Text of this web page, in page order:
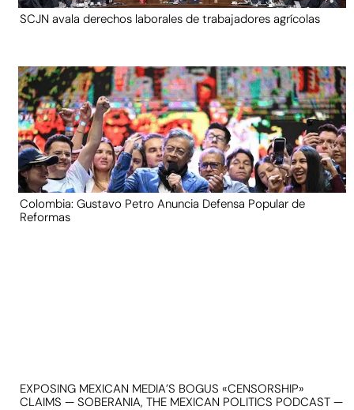
SCJN avala derechos laborales de trabajadores agrícolas
Colombia: Gustavo Petro Anuncia Defensa Popular de
Reformas
EXPOSING MEXICAN MEDIA’S BOGUS «CENSORSHIP»
CLAIMS — SOBERANIA, THE MEXICAN POLITICS PODCAST —